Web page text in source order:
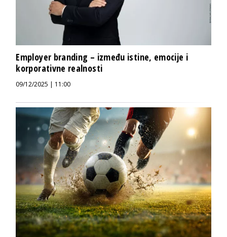
Employer branding – između istine, emocije i
korporativne realnosti
09/12/2025 | 11:00